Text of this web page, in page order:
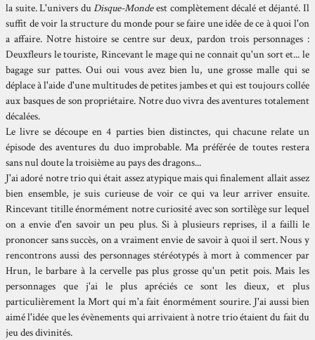
la suite. L'univers duDisque-Mondeest complètement décalé et déjanté. Il
suffit de voir la structure du monde pour se faire une idée de ce à quoi l'on
a affaire. Notre histoire se centre sur deux, pardon trois personnages :
Deuxfleurs le touriste, Rincevant le mage qui ne connait qu'un sort et... le
bagage sur pattes. Oui oui vous avez bien lu, une grosse malle qui se
déplace à l'aide d'une multitudes de petites jambes et qui est toujours collée
aux basques de son propriétaire. Notre duo vivra des aventures totalement
décalées.
Le livre se découpe en 4 parties bien distinctes, qui chacune relate un
épisode des aventures du duo improbable. Ma préférée de toutes restera
sans nul doute la troisième au pays des dragons...
J'ai adoré notre trio qui était assez atypique mais qui finalement allait assez
bien ensemble, je suis curieuse de voir ce qui va leur arriver ensuite.
Rincevant titille énormément notre curiosité avec son sortilège sur lequel
on a envie d'en savoir un peu plus. Si à plusieurs reprises, il a failli le
prononcer sans succès, on a vraiment envie de savoir à quoi il sert. Nous y
rencontrons aussi des personnages stéréotypés à mort à commencer par
Hrun, le barbare à la cervelle pas plus grosse qu'un petit pois. Mais les
personnages que j'ai le plus apréciés ce sont les dieux, et plus
particulièrement la Mort qui m'a fait énormément sourire. J'ai aussi bien
aimé l'idée que les évènements qui arrivaient à notre trio étaient du fait du
jeu des divinités.